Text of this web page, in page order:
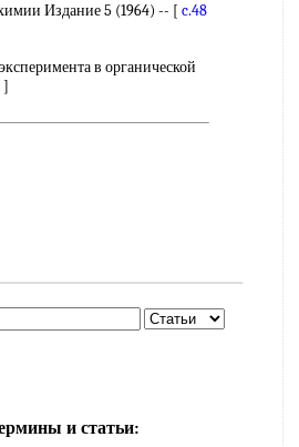
Издание 5 (1964) -- [ c.48
в органической
]
и статьи: